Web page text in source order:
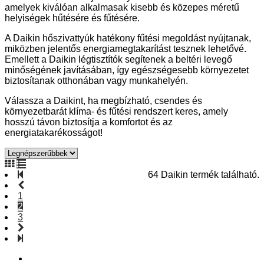
amelyek kiválóan alkalmasak kisebb és közepes méretű
helyiségek hűtésére és fűtésére.
A Daikin hőszivattyúk hatékony fűtési megoldást nyújtanak,
miközben jelentős energiamegtakarítást tesznek lehetővé.
Emellett a Daikin légtisztítók segítenek a beltéri levegő
minőségének javításában, így egészségesebb környezetet
biztosítanak otthonában vagy munkahelyén.
Válassza a Daikint, ha megbízható, csendes és
környezetbarát klíma- és fűtési rendszert keres, amely
hosszú távon biztosítja a komfortot és az
energiatakarékosságot!
64 Daikin termék található.
1
2
3